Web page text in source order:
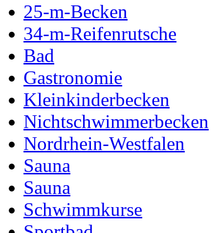
25-m-Becken
34-m-Reifenrutsche
Bad
Gastronomie
Kleinkinderbecken
Nichtschwimmerbecken
Nordrhein-Westfalen
Sauna
Sauna
Schwimmkurse